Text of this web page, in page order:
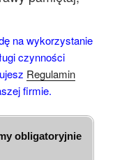
na wykorzystanie
czynności
Regulamin
firmie.
obligatoryjnie